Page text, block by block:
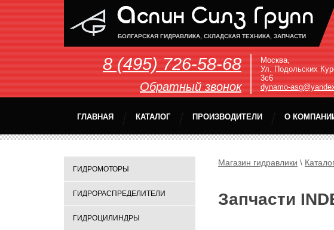
БОЛГАРСКАЯ ГИДРАВЛИКА, СКЛАДСКАЯ ТЕХНИКА, ЗАПЧАСТИ
8 (495) 726-58-68
Обратный звонок
Москва,
Ул. Подольских
3с6
dynamo-
ГЛАВНАЯ КАТАЛОГ ПРОИЗВОДИТЕЛИ О
ГИДРОМОТОРЫ
ГИДРОРАСПРЕДЕЛИТЕЛИ
ГИДРОЦИЛИНДРЫ
Магазин гидравлики \
Запчасти